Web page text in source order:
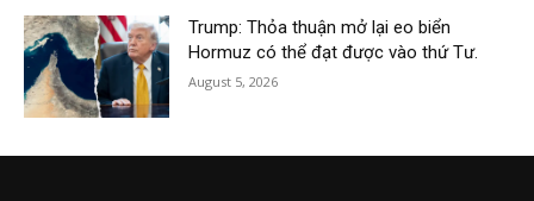
Trump: Thỏa thuận mở lại eo biển
Hormuz có thể đạt được vào thứ Tư.
August 5, 2026